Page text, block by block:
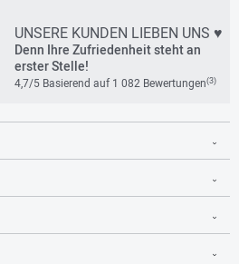
UNSERE KUNDEN LIEBEN UNS ♥
Denn Ihre Zufriedenheit steht an
erster Stelle!
4,7/5 Basierend auf 1 082 Bewertungen(3)